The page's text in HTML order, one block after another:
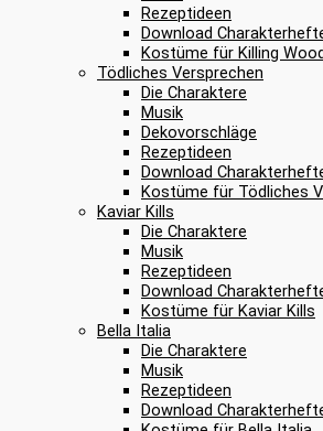
Rezeptideen
Download
Kostüme für Killing
Tödliches Versprechen
Die Charaktere
Musik
Dekovorschläge
Rezeptideen
Download
Kostüme für Tödliches
Kaviar Kills
Die Charaktere
Musik
Rezeptideen
Download
Kostüme für Kaviar Kills
Bella Italia
Die Charaktere
Musik
Rezeptideen
Download